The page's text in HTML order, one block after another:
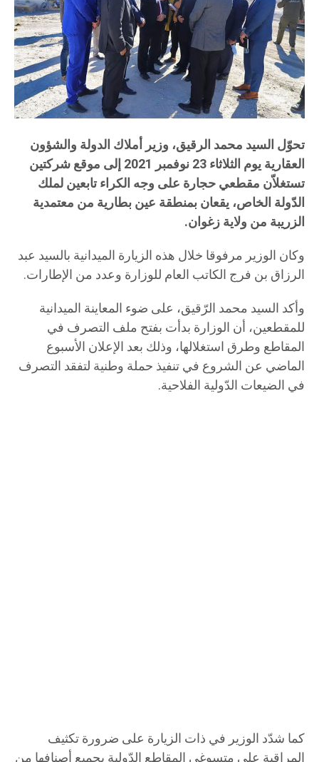
تحوّل السيد محمد الرقيق، وزير أملاك الدولة والشؤون
العقارية يوم الثلاثاء 23 نوفمبر 2021 إلى موقع شركتين
تستغلاّن مقطعي حجارة على وجه الكراء تابعين لملك
الدّولة الخاص، يقعان بمنطقة عين بطارية من معتمدية
الزريبة من ولاية زغوان.
وكان الوزير مرفوقا خلال هذه الزيارة الميدانية بالسيد عبد
الرزاق بن فرج الكاتب العام للوزارة وعدد من الإطارات.
وأكد السيد محمد الرّقيق، على ضوء المعاينة الميدانية
للمقطعين، أن الوزارة بدأت بفتح ملف التصرف في
المقاطع وطرق استغلالها، وذلك بعد الإعلان الأسبوع
الماضي عن الشروع في تنفيذ حملة وطنية لتفقد التصرف
في الضيعات الدّولية الفلاحية.
كما شدّد الوزير في ذات الزيارة على ضرورة تكثيف
المراقبة على متسوغي المقاطع الدّولية بجميع أصنافها من